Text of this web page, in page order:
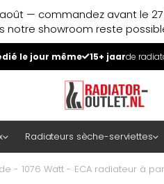
— commandez avant le
notre showroom reste
le jour même 15+ jaarde
Radiateurs sèche-serviettes
- 1076 Watt - ECA radiateur à